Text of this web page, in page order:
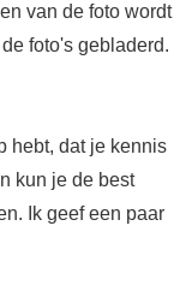
van de foto wordt
foto's gebladerd.
hebt, dat je kennis
kun je de best
Ik geef een paar